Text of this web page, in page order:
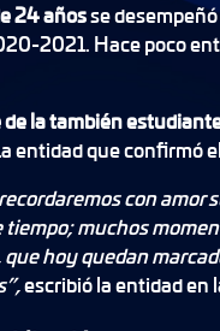
24 añosse desempeñó
2021. Hace poco
la también
entidad que confirmó
con
tiempo; muchos
hoy quedan
escribió la entidad en